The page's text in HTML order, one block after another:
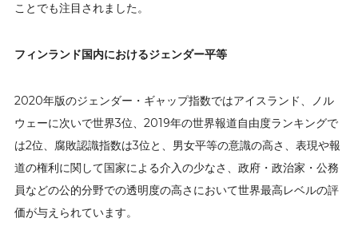
ことでも注目されました。
フィンランド国内におけるジェンダー平等
2020年版のジェンダー・ギャップ指数ではアイスランド、ノル
ウェーに次いで世界3位、2019年の世界報道自由度ランキングで
は2位、腐敗認識指数は3位と、男女平等の意識の高さ、表現や報
道の権利に関して国家による介入の少なさ、政府・政治家・公務
員などの公的分野での透明度の高さにおいて世界最高レベルの評
価が与えられています。